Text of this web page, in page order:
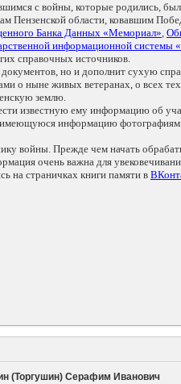
с войны, которые родились,
Пензенской области, ковавшим
Банка Данных «Мемориал»,
информационной системы
справочных источников.
документов, но и дополнит сухую
о ныне живых ветеранах, о всех
землю.
известную ему информацию об
информацию
войны. Прежде чем начать
очень важна для
на страничках книги памяти в
(Торгушин) Серафим Иванович